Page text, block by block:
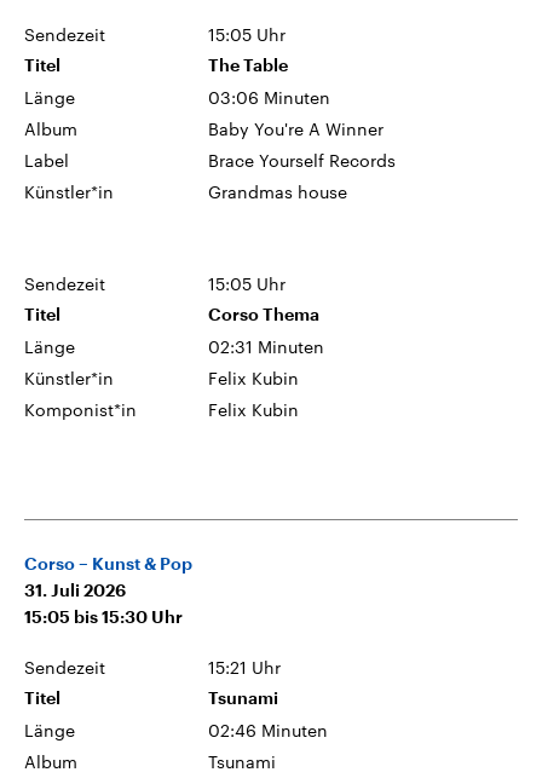
Sendezeit 15:05 Uhr
Titel The Table
Länge
03:06 Minuten
Album
Baby You're A Winner
Label
Brace Yourself Records
Künstler*in
Grandmas house
Sendezeit 15:05 Uhr
Titel Corso Thema
Länge
02:31 Minuten
Künstler*in
Felix Kubin
Komponist*in
Felix Kubin
Corso – Kunst & Pop
31. Juli 2026
15:05 bis 15:30 Uhr
Sendezeit 15:21 Uhr
Titel Tsunami
Länge
02:46 Minuten
Album
Tsunami